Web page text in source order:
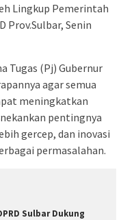
Lingkup Pemerintah
Prov.Sulbar, Senin
Tugas (Pj) Gubernur
agar semua
meningkatkan
pentingnya
gercep, dan inovasi
permasalahan.
Sulbar Dukung